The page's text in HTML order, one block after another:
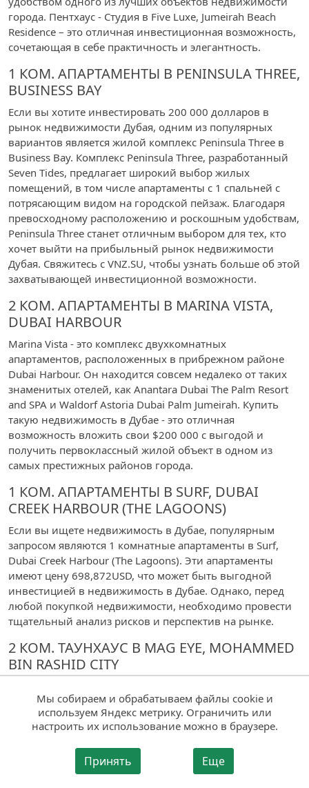
города. Пентхаус - Студия в Five Luxe, Jumeirah Beach
Residence – это отличная инвестиционная возможность,
сочетающая в себе практичность и элегантность.
1 КОМ. АПАРТАМЕНТЫ В PENINSULA THREE,
BUSINESS BAY
Если вы хотите инвестировать 200 000 долларов в
рынок недвижимости Дубая, одним из популярных
вариантов является жилой комплекс Peninsula Three в
Business Bay. Комплекс Peninsula Three, разработанный
Seven Tides, предлагает широкий выбор жилых
помещений, в том числе апартаменты с 1 спальней с
потрясающим видом на городской пейзаж. Благодаря
превосходному расположению и роскошным удобствам,
Peninsula Three станет отличным выбором для тех, кто
хочет выйти на прибыльный рынок недвижимости
Дубая. Свяжитесь с VNZ.SU, чтобы узнать больше об этой
захватывающей инвестиционной возможности.
2 КОМ. АПАРТАМЕНТЫ В MARINA VISTA,
DUBAI HARBOUR
Marina Vista - это комплекс двухкомнатных
апартаментов, расположенных в прибрежном районе
Dubai Harbour. Он находится совсем недалеко от таких
знаменитых отелей, как Anantara Dubai The Palm Resort
and SPA и Waldorf Astoria Dubai Palm Jumeirah. Купить
такую недвижимость в Дубае - это отличная
возможность вложить свои $200 000 с выгодой и
получить первоклассный жилой объект в одном из
самых престижных районов города.
1 КОМ. АПАРТАМЕНТЫ В SURF, DUBAI
CREEK HARBOUR (THE LAGOONS)
Если вы ищете недвижимость в Дубае, популярным
запросом являются 1 комнатные апартаменты в Surf,
Dubai Creek Harbour (The Lagoons). Эти апартаменты
имеют цену 698,872USD, что может быть выгодной
инвестицией в недвижимость в Дубае. Однако, перед
любой покупкой недвижимости, необходимо провести
тщательный анализ рисков и перспектив на рынке.
2 КОМ. ТАУНХАУС В MAG EYE, MOHAMMED
BIN RASHID CITY
Bin Rashid City - это уникальный вид таунхауса, который
позволяет оформить вашу улицу, улицу вашего города
или просто свою квартиру. Если вы ищете
инвестиционную возможность в недвижимости в Дубае,
этот таунхаус может стать отличным выбором. Мы
собрали множество популярных запросов, чтобы
Мы собираем и обрабатываем файлы cookie и
используем Яндекс метрику. Ограничить или
настроить их использование можно в браузере.
Принять Еще